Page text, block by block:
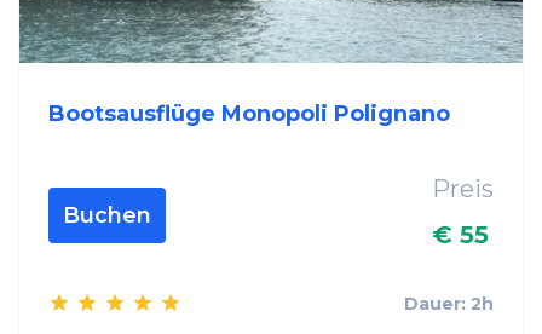
Bootsausflüge Monopoli Polignano
Buchen
Preis
€ 55
Dauer: 2h